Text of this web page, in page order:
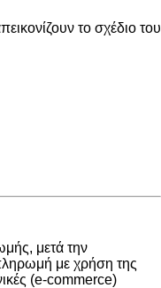
το σχέδιο του
μετά την
με χρήση της
(e-commerce)